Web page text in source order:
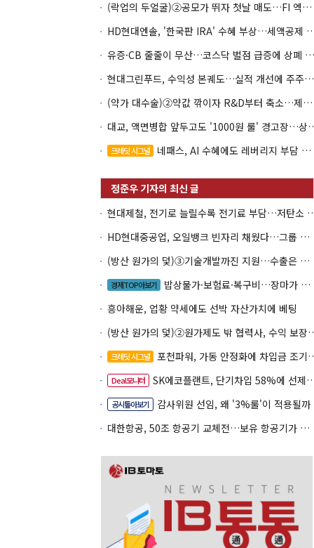
(락업의 두얼굴)②공모가 뛰자 첫날 매도…FI 엑시트 전략 갈렸다
HD현대엔솔, '한국판 IRA' 수혜
유증·CB 줄줄이 무산…코스닥 벌점 급증에 상폐 압박
현대그린푸드, 수익성 본궤도…실적 개선에 주주환원까지
(약가 대수술)②약값 깎이자 R&D부터 축소…제약업계 비상경영 돌입
대교, 액면병합 앞두고
크레딧 시그널 네패스, AI 수혜에도 레버리지 부담 여전
현대제철, 전기로 늘릴수록
HD현대중공업, 오일뱅크 빈자리 채웠다…그룹 배당 핵심축 부상
(방산 원가의 덫)③기술개발까진 지원…수출은 각자도생
경제TOP아보기
밥상물가·보험료·복구비…장마가 내미는 청구서
흥아해운, 업황 약세에도 선박 자산가치에 베팅
(방산 원가의 덫)②원가제
크레딧 시그널 포천파워, 가동 안정화에 차입금 조기상환 속도
Deal모니터 SK에코플랜트, 단기차입 58%에 선제 차환 카드
공시톺아보기
감사위원 선임, 왜 '3%룰'이 적용될까
대한항공, 50조 항공기 교체전…보유 항공기가 조달 카드